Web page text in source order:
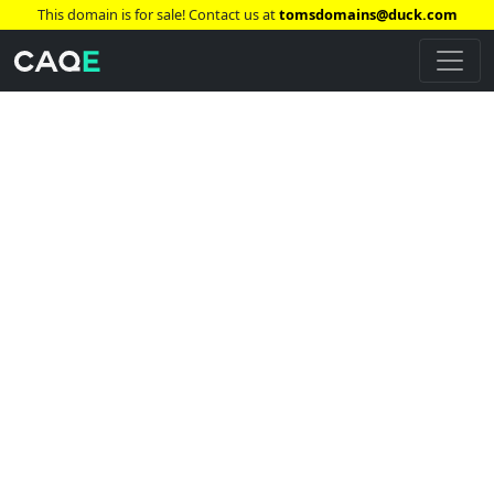
This domain is for sale! Contact us attomsdomains@duck.com